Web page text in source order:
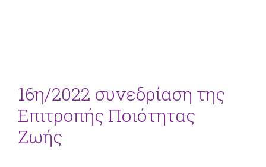
16η/2022 συνεδρίαση της
Επιτροπής Ποιότητας
Ζωής